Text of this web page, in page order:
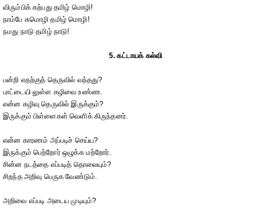
விரும்பிக் கற்பது தமிழ் மொழி!
நாம்பே சுமொழி தமிழ் மொழி!
நமது நாடு தமிழ் நாடு!
5. கட்டாயக் கல்வி
பன்றி எதற்குத் தெருவில் வந்தது?
பாட்டையி லுள்ள கழிவை உண்ண.
என்ன கழிவு தெருவில் இருக்கும்?
இருக்கும் பிள்ளைகள் வெளிக் கிருந்தனர்.
என்ன காரணம் அப்படிச் செய்ய?
இருக்கும் பெற்றோர் ஒழுக்க மற்றோர்.
சின்ன நடத்தை எப்படித் தொலையும்?
சிறந்த அறிவு பெருக வேண்டும்.
அறிவை எப்படி அடைய முடியும்?